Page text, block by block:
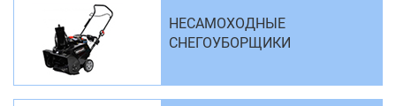
НЕСАМОХОДНЫЕ
СНЕГОУБОРЩИКИ